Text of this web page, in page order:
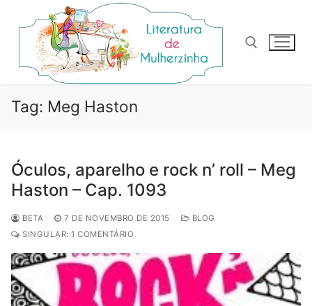
para
conteúdo
Pesquisar por:
Tag: Meg Haston
Óculos, aparelho e rock n’ roll – Meg
Haston – Cap. 1093
BETA 7 DE NOVEMBRO DE 2015
BLOG
SINGULAR: 1 COMENTÁRIO